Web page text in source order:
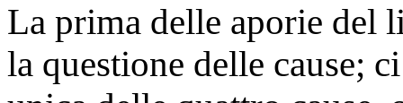
La prima delle aporie del
la questione delle cause;